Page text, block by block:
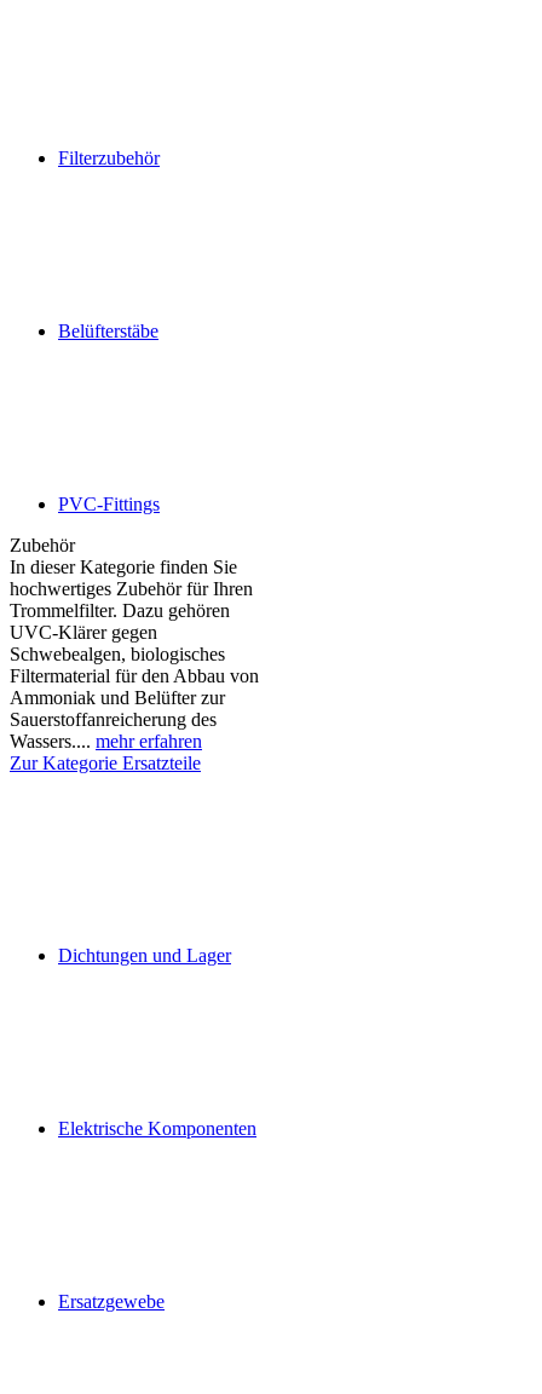
Filterzubehör
Belüfterstäbe
PVC-Fittings
Zubehör
In dieser Kategorie finden Sie
hochwertiges Zubehör für Ihren
Trommelfilter. Dazu gehören
UVC-Klärer gegen
Schwebealgen, biologisches
Filtermaterial für den Abbau von
Ammoniak und Belüfter zur
Sauerstoffanreicherung des
Wassers.... mehr erfahren
Zur Kategorie Ersatzteile
Dichtungen und Lager
Elektrische Komponenten
Ersatzgewebe